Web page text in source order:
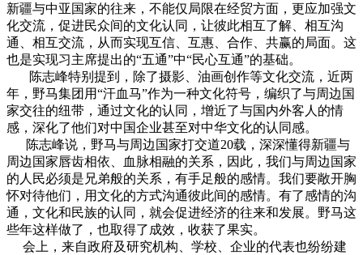
新疆与中亚国家的往来，不能仅局限在经贸方面，更应加强文
化交流，促进民众间的文化认同，让彼此相互了解、相互沟
通、相互交流，从而实现互信、互惠、合作、共赢的局面。这
也是实现习主席提出的“五通”中“民心互通”的基础。
陈志峰特别提到，除了摄影、油画创作等文化交流，近两
年，野马集团用“汗血马”作为一种文化符号，编织了与周边国
家交往的纽带，通过文化的认同，增近了与国内外客人的情
感，深化了他们对中国企业甚至对中华文化的认同感。
陈志峰说，野马与周边国家打交道20载，深深懂得新疆与
周边国家唇齿相依、血脉相融的关系，因此，我们与周边国家
的人民必须是兄弟般的关系，有手足般的感情。我们要敞开胸
怀对待他们，用文化的方式沟通彼此间的感情。有了感情的沟
通，文化和民族的认同，就会促进经济的往来和发展。野马这
些年这样做了，也取得了成效，收获了果实。
会上，来自政府及研究机构、学校、企业的代表也纷纷建